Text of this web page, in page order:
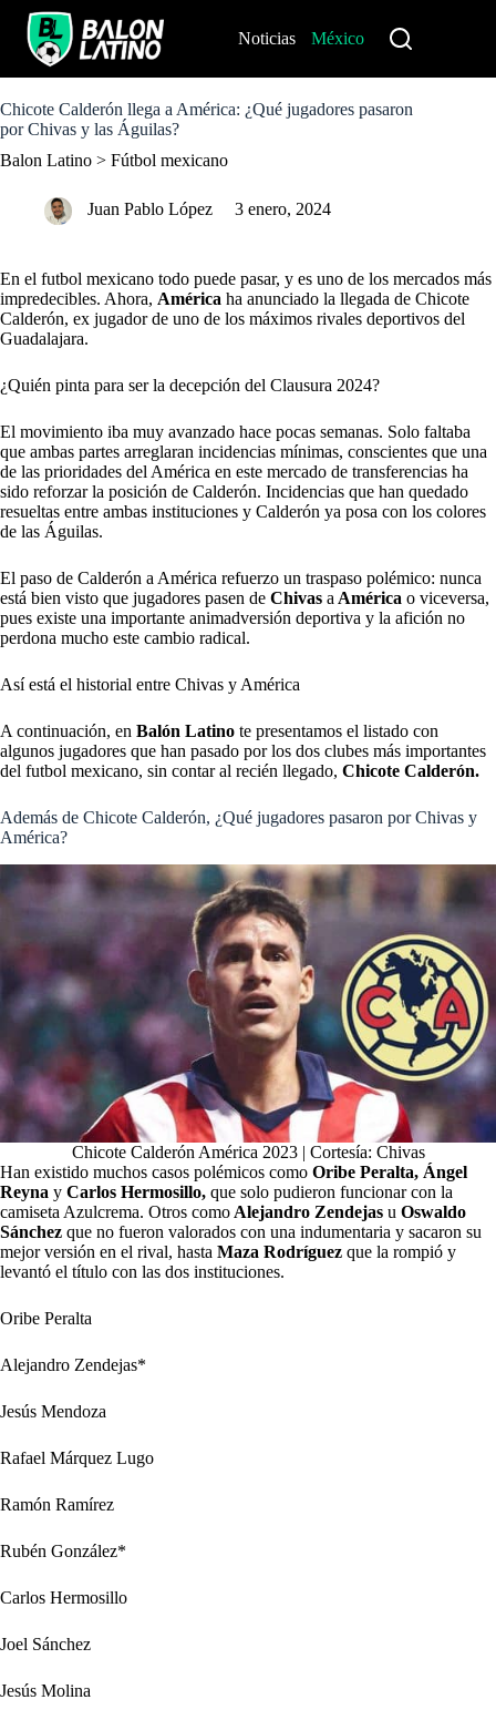
o
c
n
Noticias México
Chicote Calderón llega a América: ¿Qué jugadores pasaron
por Chivas y las Águilas?
Balon Latino > Fútbol mexicano
Juan Pablo López 3 enero, 2024
En el futbol mexicano todo puede pasar, y es uno de los mercados más
impredecibles. Ahora, América ha anunciado la llegada de Chicote
Calderón, ex jugador de uno de los máximos rivales deportivos del
Guadalajara.
¿Quién pinta para ser la decepción del Clausura 2024?
El movimiento iba muy avanzado hace pocas semanas. Solo faltaba
que ambas partes arreglaran incidencias mínimas, conscientes que una
de las prioridades del América en este mercado de transferencias ha
sido reforzar la posición de Calderón. Incidencias que han quedado
resueltas entre ambas instituciones y Calderón ya posa con los colores
de las Águilas.
El paso de Calderón a América refuerzo un traspaso polémico: nunca
está bien visto que jugadores pasen de Chivas a América o viceversa,
pues existe una importante animadversión deportiva y la afición no
perdona mucho este cambio radical.
Así está el historial entre Chivas y América
A continuación, en Balón Latino te presentamos el listado con
algunos jugadores que han pasado por los dos clubes más importantes
del futbol mexicano, sin contar al recién llegado, Chicote Calderón.
Además de Chicote Calderón, ¿Qué jugadores pasaron por Chivas y
América?
Chicote Calderón América 2023 | Cortesía: Chivas
Han existido muchos casos polémicos como Oribe Peralta, Ángel
Reyna y Carlos Hermosillo, que solo pudieron funcionar con la
camiseta Azulcrema. Otros comoAlejandro Zendejas u Oswaldo
Sánchez que no fueron valorados con una indumentaria y sacaron su
mejor versión en el rival, hasta Maza Rodríguez que la rompió y
levantó el título con las dos instituciones.
Oribe Peralta
Alejandro Zendejas*
Jesús Mendoza
Rafael Márquez Lugo
Ramón Ramírez
Rubén González*
Carlos Hermosillo
Joel Sánchez
Jesús Molina